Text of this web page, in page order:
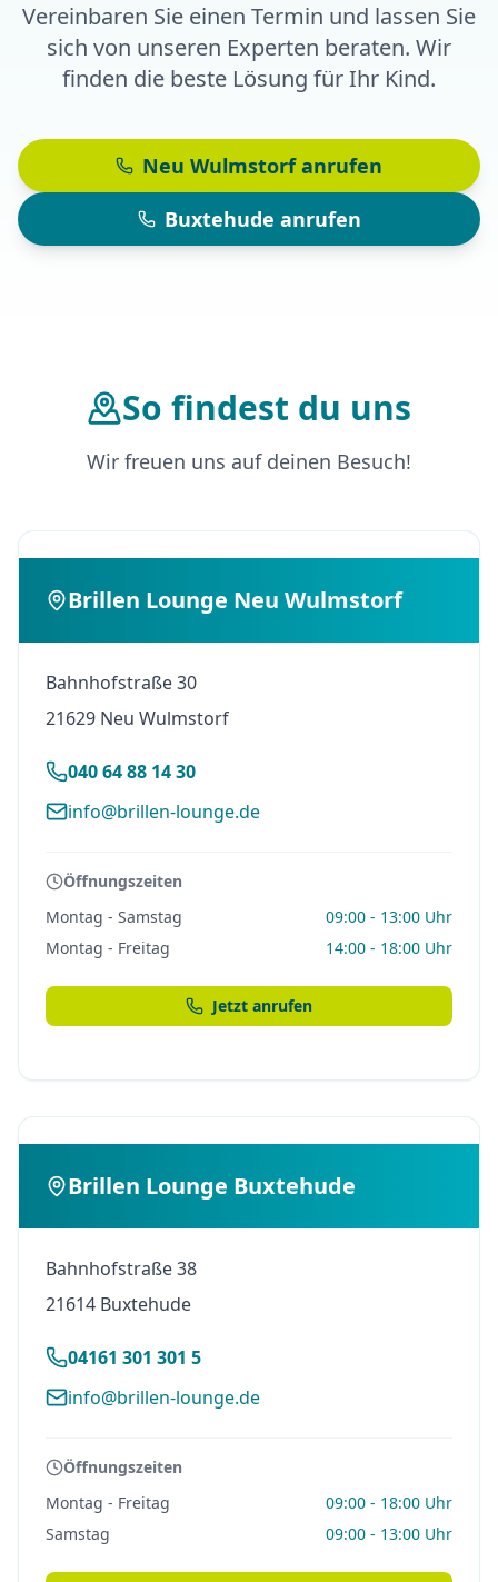
Vereinbaren Sie einen Termin und lassen Sie
sich von unseren Experten beraten. Wir
finden die beste Lösung für Ihr Kind.
Neu Wulmstorf anrufen
Buxtehude anrufen
So findest du uns
Wir freuen uns auf deinen Besuch!
Brillen Lounge Neu Wulmstorf
Bahnhofstraße 30
21629 Neu Wulmstorf
040 64 88 14 30
info@brillen-lounge.de
Öffnungszeiten
Montag - Samstag
09:00 - 13:00 Uhr
Montag - Freitag
14:00 - 18:00 Uhr
Jetzt anrufen
Brillen Lounge Buxtehude
Bahnhofstraße 38
21614 Buxtehude
04161 301 301 5
info@brillen-lounge.de
Öffnungszeiten
Montag - Freitag
09:00 - 18:00 Uhr
Samstag
09:00 - 13:00 Uhr